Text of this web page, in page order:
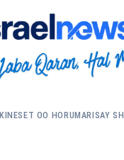
KINESET OO HORUMARISAY